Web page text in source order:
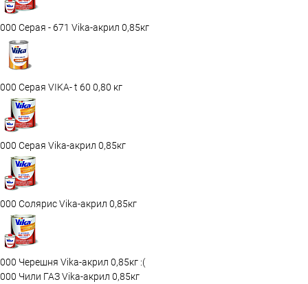
000 Серая - 671 Vika-акрил 0,85кг
000 Серая VIKA- t 60 0,80 кг
000 Серая Vika-акрил 0,85кг
000 Солярис Vika-акрил 0,85кг
000 Черешня Vika-акрил 0,85кг :(
000 Чили ГАЗ Vika-акрил 0,85кг